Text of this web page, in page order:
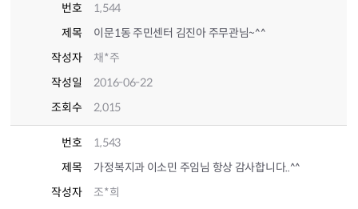
번호
1,544
제목
이문1동 주민센터 김진아 주무관님~^^
작성자
채*주
작성일
2016-06-22
조회수
2,015
번호
1,543
제목
가정복지과 이소민 주임님 항상 감사합니다..^^
작성자
조*희